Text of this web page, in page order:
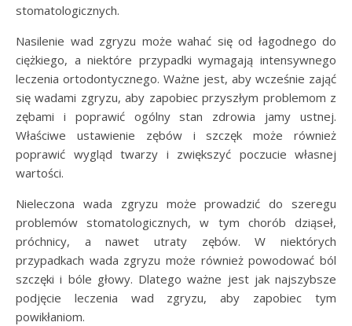
stomatologicznych.
Nasilenie wad zgryzu może wahać się od łagodnego do
ciężkiego, a niektóre przypadki wymagają intensywnego
leczenia ortodontycznego. Ważne jest, aby wcześnie zająć
się wadami zgryzu, aby zapobiec przyszłym problemom z
zębami i poprawić ogólny stan zdrowia jamy ustnej.
Właściwe ustawienie zębów i szczęk może również
poprawić wygląd twarzy i zwiększyć poczucie własnej
wartości.
Nieleczona wada zgryzu może prowadzić do szeregu
problemów stomatologicznych, w tym chorób dziąseł,
próchnicy, a nawet utraty zębów. W niektórych
przypadkach wada zgryzu może również powodować ból
szczęki i bóle głowy. Dlatego ważne jest jak najszybsze
podjęcie leczenia wad zgryzu, aby zapobiec tym
powikłaniom.